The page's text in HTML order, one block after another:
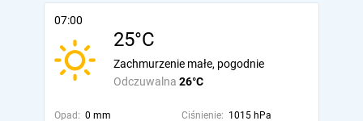
07:00
25°C
Odczuwalna 26°C
Zachmurzenie małe, pogodnie
Opad: 0 mm Ciśnienie: 1015 hPa